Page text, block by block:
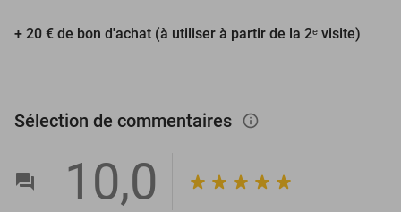
+ 20 € de bon d'achat (à utiliser à partir de la 2ᵉ visite)
Sélection de commentaires info_outlined
10,0